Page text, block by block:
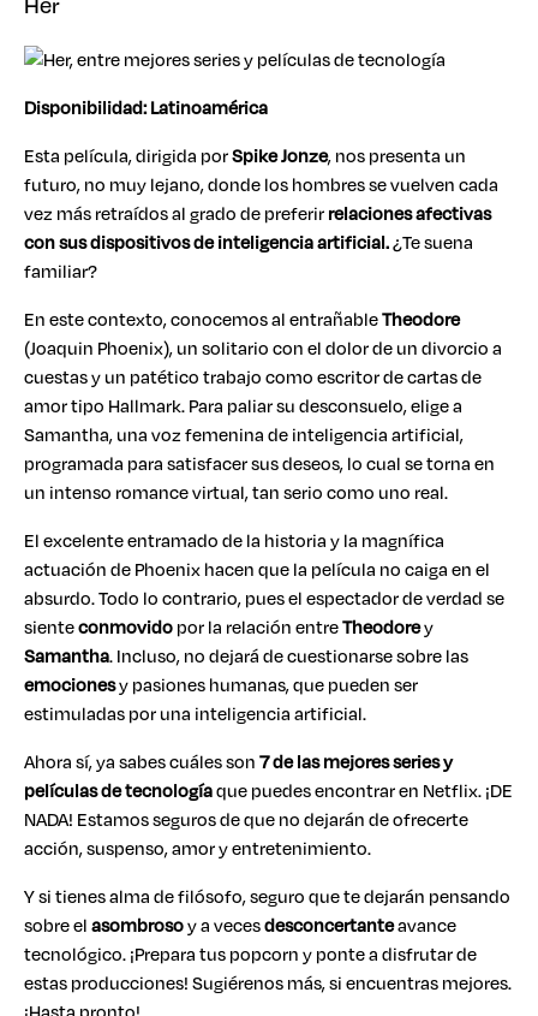
Disponibilidad: Latinoamérica
Esta película, dirigida porSpike Jonze, nos presenta un
futuro, no muy lejano, donde los hombres se vuelven cada
vez más retraídos al grado de preferirrelaciones afectivas
con sus dispositivos de inteligencia artificial.¿Te suena
familiar?
En este contexto, conocemos al entrañableTheodore
(Joaquin Phoenix), un solitario con el dolor de un divorcio a
cuestas y un patético trabajo como escritor de cartas de
amor tipo Hallmark. Para paliar su desconsuelo, elige a
Samantha, una voz femenina de inteligencia artificial,
programada para satisfacer sus deseos, lo cual se torna en
un intenso romance virtual, tan serio como uno real.
El excelente entramado de la historia y la magnífica
actuación de Phoenix hacen que la película no caiga en el
absurdo. Todo lo contrario, pues el espectador de verdad se
sienteconmovidopor la relación entreTheodorey
Samantha. Incluso, no dejará de cuestionarse sobre las
emocionesy pasiones humanas, que pueden ser
estimuladas por una inteligencia artificial.
Ahora sí, ya sabes cuáles son7 de las mejores series y
películas de tecnologíaque puedes encontrar en Netflix. ¡DE
NADA! Estamos seguros de que no dejarán de ofrecerte
acción, suspenso, amor y entretenimiento.
Y si tienes alma de filósofo, seguro que te dejarán pensando
sobre elasombrosoy a vecesdesconcertanteavance
tecnológico. ¡Prepara tus popcorn y ponte a disfrutar de
estas producciones! Sugiérenos más, si encuentras mejores.